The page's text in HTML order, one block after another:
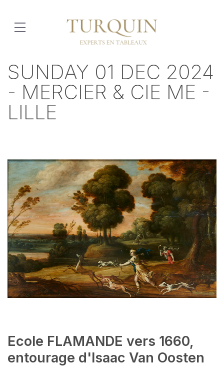
SUNDAY 01 DEC 2024
- MERCIER & CIE ME -
LILLE
Ecole FLAMANDE vers 1660,
entourage d'Isaac Van Oosten